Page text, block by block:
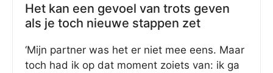
wel een soort van goede richting gegeven.
Het kan een gevoel van trots geven
als je toch nieuwe stappen zet
‘Mijn partner was het er niet mee eens. Maar
toch had ik op dat moment zoiets van: ik ga